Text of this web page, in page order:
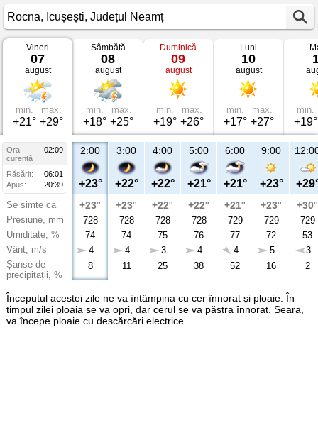
Vremea
Rocna
Icușești,
Județul
Neamț
Vineri
07
august
min.
+21°
max.
+29°
Sâmbătă
08
august
min.
+18°
max.
+25°
Duminică
09
august
min.
+19°
max.
+26°
Luni
10
august
min.
+17°
max.
+27°
min.
+19°
Ora
02:09
curentă
Răsărit:
06:01
Apus:
20:39
Se simte ca
Presiune, mm
Umiditate, %
Vânt, m/s
Șanse de
precipitații, %
2:00
+23°
+23°
728
74
4
8
3:00
+22°
+23°
728
74
4
11
4:00
+22°
+22°
728
75
3
25
5:00
+21°
+22°
728
76
4
38
6:00
+21°
+21°
729
77
4
52
9:00
+23°
+23°
729
72
5
16
+30°
729
53
3
2
Începutul acestei zile ne va întâmpina cu cer înnorat și ploaie. În
timpul zilei ploaia se va opri, dar cerul se va păstra înnorat. Seara,
va începe ploaie cu descărcări electrice.